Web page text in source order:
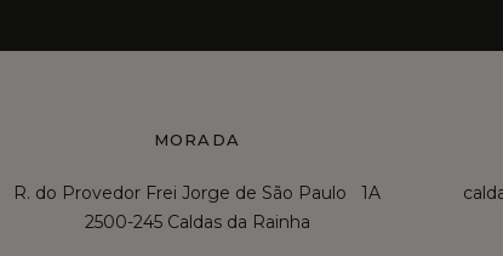
MORADA
R. do Provedor Frei Jorge de São Paulo 1A
2500-245 Caldas da Rainha